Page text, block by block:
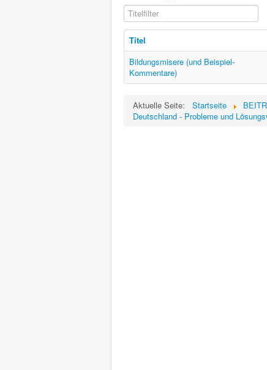
Titelfilter
Titel
Bildungsmisere (und Beispiel-
Kommentare)
Aktuelle Seite: Startseite
Deutschland - Probleme und